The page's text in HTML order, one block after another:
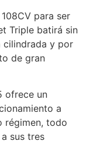
para ser
Triple batirá sin
cilindrada y por
de gran
ofrece un
a
régimen, todo
sus tres